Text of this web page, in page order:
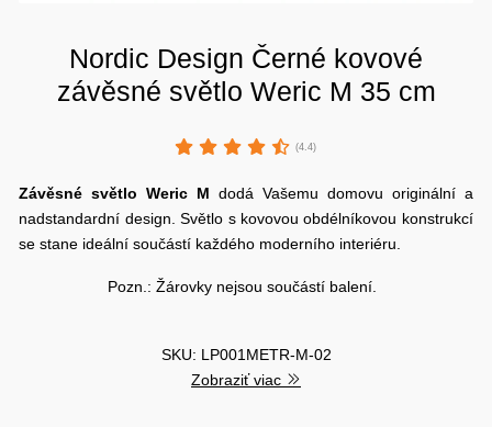
Nordic Design Černé kovové
závěsné světlo Weric M 35 cm
(4.4)
Závěsné světlo Weric M dodá Vašemu domovu originální a
nadstandardní design. Světlo s kovovou obdélníkovou konstrukcí
se stane ideální součástí každého moderního interiéru.
Pozn.: Žárovky nejsou součástí balení.
SKU: LP001METR-M-02
Zobraziť viac